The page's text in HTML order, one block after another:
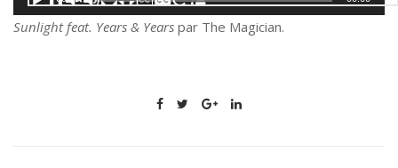
audio
Sunlight feat. Years & Years par The Magician.